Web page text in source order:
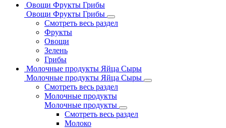
Овощи Фрукты Грибы
Овощи Фрукты Грибы
Смотреть весь раздел
Фрукты
Овощи
Зелень
Грибы
Молочные продукты Яйца Сыры
Молочные продукты Яйца Сыры
Смотреть весь раздел
Молочные продукты
Молочные продукты
Смотреть весь раздел
Молоко